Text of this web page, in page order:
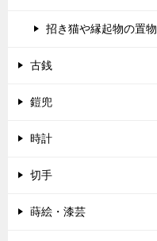
招き猫や縁起物の置物
古銭
鎧兜
時計
切手
蒔絵・漆芸